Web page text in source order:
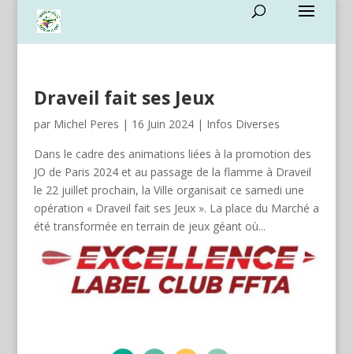
Draveil fait ses Jeux
par Michel Peres | 16 Juin 2024| Infos Diverses
Dans le cadre des animations liées à la promotion des
JO de Paris 2024 et au passage de la flamme à Draveil
le 22 juillet prochain, la Ville organisait ce samedi une
opération « Draveil fait ses Jeux ». La place du Marché a
été transformée en terrain de jeux géant où...